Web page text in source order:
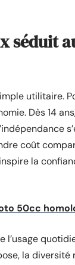
séduit
utilitaire.
Dès 14
coût
la
50cc
l’usage
la